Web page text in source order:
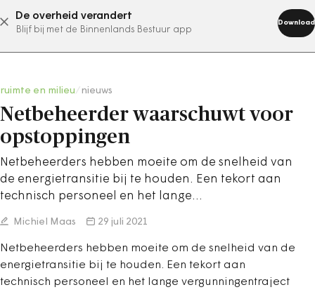
De overheid verandert
Blijf bij met de Binnenlands Bestuur app
Download
abonneer nu
ruimte en milieu nieuws
Netbeheerder waarschuwt voor
opstoppingen
Netbeheerders hebben moeite om de snelheid van
de energietransitie bij te houden. Een tekort aan
technisch personeel en het lange…
Michiel Maas 29 juli 2021
Netbeheerders hebben moeite om de snelheid van de
energietransitie bij te houden. Een tekort aan
technisch personeel en het lange vergunningentraject